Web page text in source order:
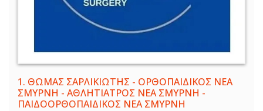
1. ΘΩΜΑΣ ΣΑΡΛΙΚΙΩΤΗΣ - ΟΡΘΟΠΑΙΔΙΚΟΣ ΝΕΑ
ΣΜΥΡΝΗ - ΑΘΛΗΤΙΑΤΡΟΣ ΝΕΑ ΣΜΥΡΝΗ -
ΠΑΙΔΟΟΡΘΟΠΑΙΔΙΚΟΣ ΝΕΑ ΣΜΥΡΝΗ